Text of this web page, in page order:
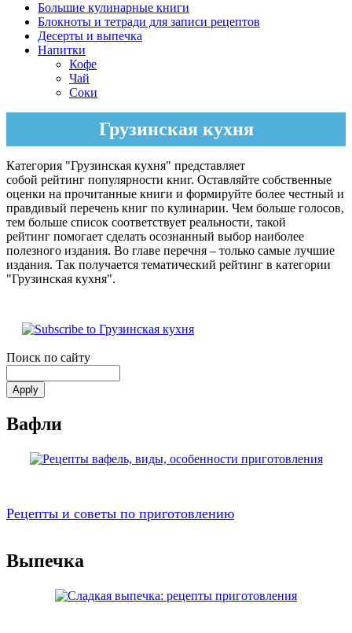
Большие кулинарные книги
Блокноты и тетради для записи рецептов
Десерты и выпечка
Напитки
Кофе
Чай
Соки
Грузинская кухня
Категория "Грузинская кухня" представляет
собой рейтинг популярности книг. Оставляйте собственные
оценки на прочитанные книги и формируйте более честный и
правдивый перечень книг по кулинарии. Чем больше голосов,
тем больше список соответствует реальности, такой
рейтинг помогает сделать осознанный выбор наиболее
полезного издания. Во главе перечня – только самые лучшие
издания. Так получается тематический рейтинг в категории
"Грузинская кухня".
Поиск по сайту
Вафли
Рецепты и советы по приготовлению
Выпечка